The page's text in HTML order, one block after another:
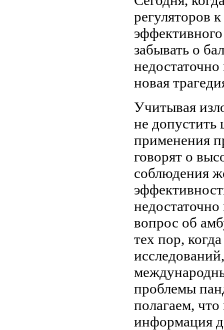
регуляторов
забывать о
новая
Учитывая
не допустить
применения
говорят о
соблюдения
вопрос об
тех пор,
проблемы
полагаем,
информация